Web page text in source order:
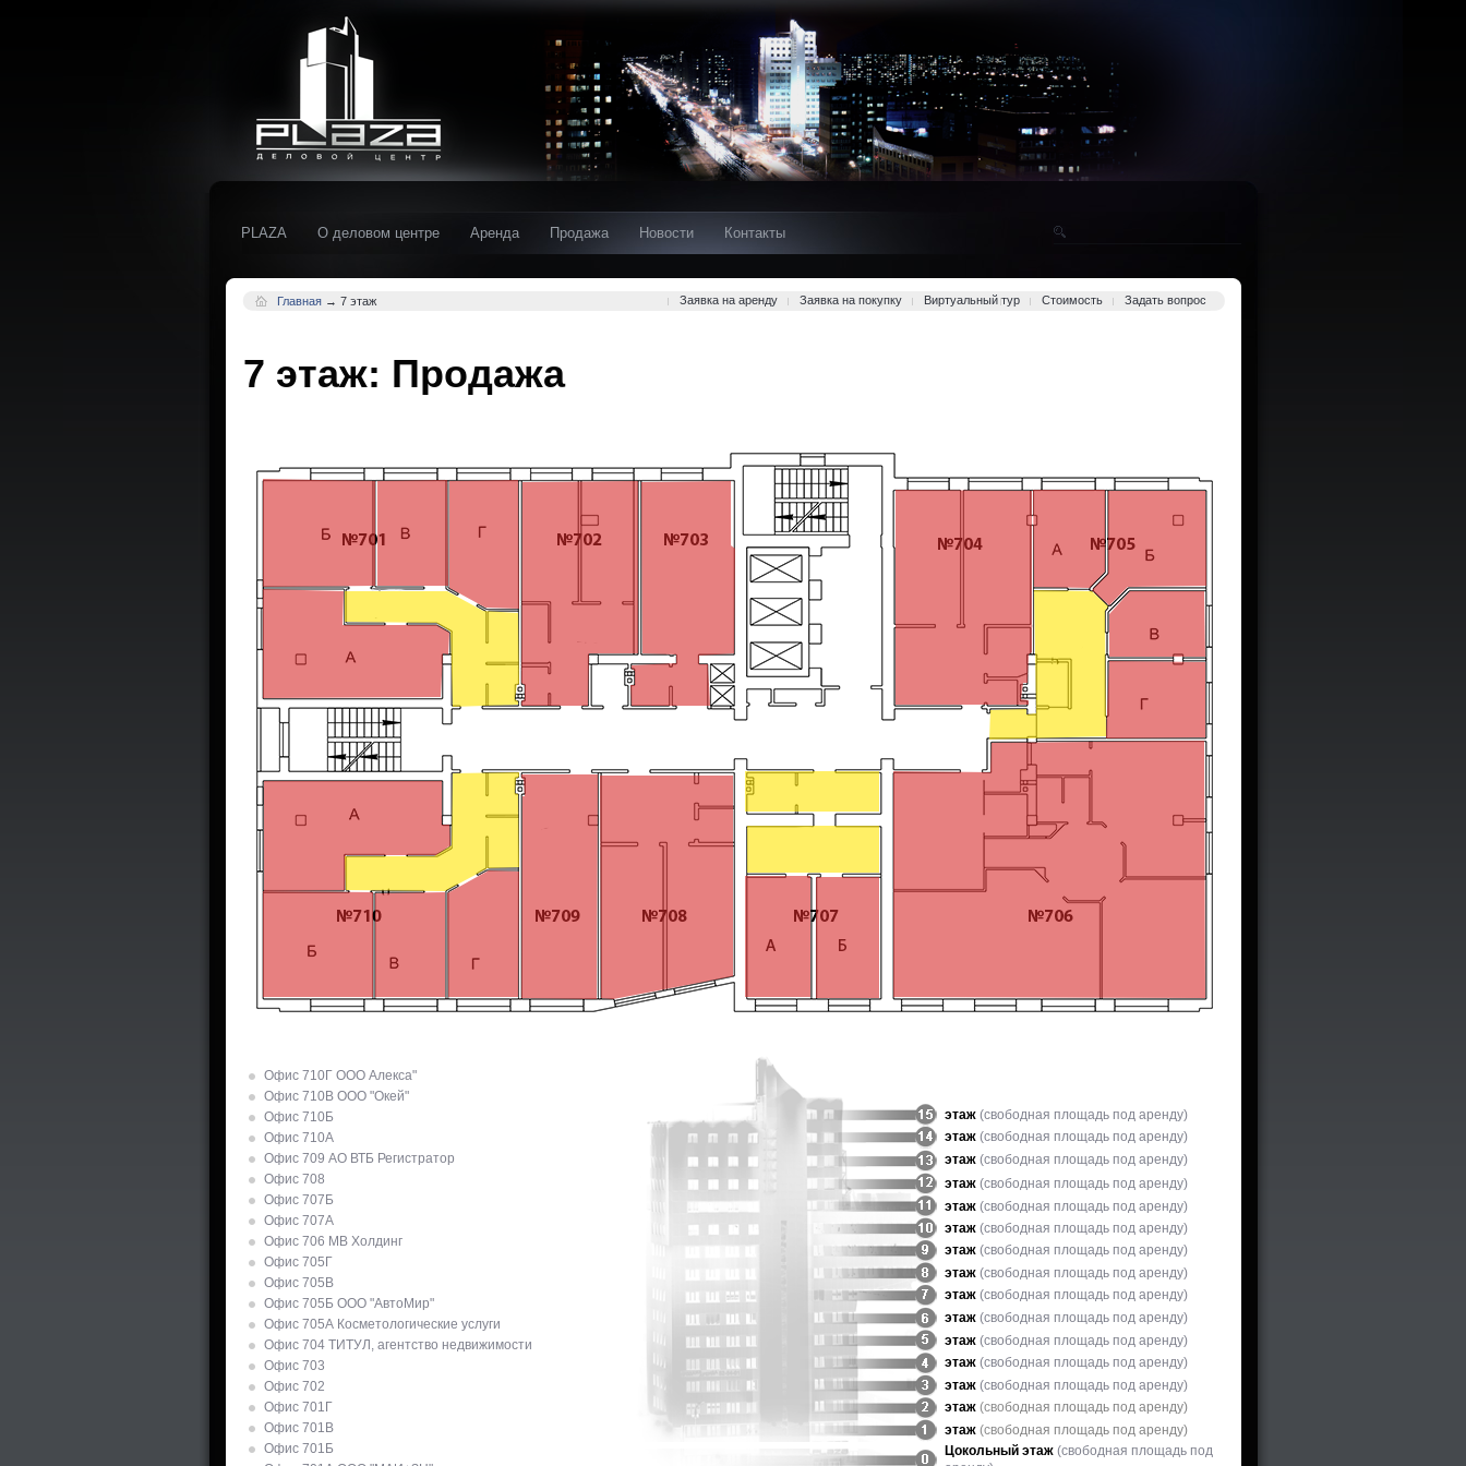
PLAZA О деловом центре Аренда Продажа Новости Контакты
Главная→ 7 этаж Заявка на аренду Заявка на покупку Виртуальный тур Стоимость Задать вопрос
7 этаж: Продажа
Офис 710Г ООО Алекса"
Офис 710В ООО "Окей"
Офис 710Б
Офис 710А
Офис 709 АО ВТБ Регистратор
Офис 708
Офис 707Б
Офис 707А
Офис 706 МВ Холдинг
Офис 705Г
Офис 705В
Офис 705Б ООО "АвтоМир"
Офис 705А Косметологические услуги
Офис 704 ТИТУЛ, агентство недвижимости
Офис 703
Офис 702
Офис 701Г
Офис 701В
Офис 701Б
этаж (свободная площадь под аренду)
этаж (свободная площадь под аренду)
этаж (свободная площадь под аренду)
этаж (свободная площадь под аренду)
этаж (свободная площадь под аренду)
этаж (свободная площадь под аренду)
этаж (свободная площадь под аренду)
этаж (свободная площадь под аренду)
этаж (свободная площадь под аренду)
этаж (свободная площадь под аренду)
этаж (свободная площадь под аренду)
этаж (свободная площадь под аренду)
этаж (свободная площадь под аренду)
этаж (свободная площадь под аренду)
этаж (свободная площадь под аренду)
Цокольный этаж (свободная площадь под